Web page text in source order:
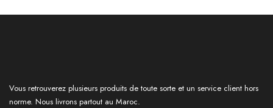
Vous retrouverez plusieurs produits de toute sorte et un service client hors
norme. Nous livrons partout au Maroc.